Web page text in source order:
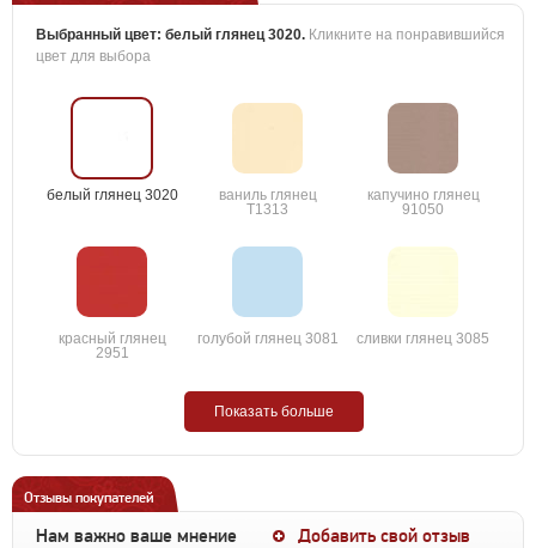
Выбранный цвет: белый глянец 3020. Кликните на понравившийся
цвет для выбора
белый глянец 3020
ваниль глянец
T1313
капучино глянец
91050
красный глянец
2951
голубой глянец 3081 сливки глянец 3085
Показать больше
Отзывы покупателей
Нам важно ваше мнение Добавить свой отзыв